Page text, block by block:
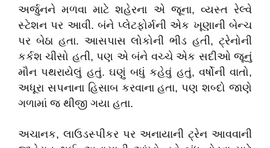
અર્જુનને મળવા માટે શહેરના એ જૂના, વ્યસ્ત રેલ્વે
સ્ટેશન પર આવી. બંને પ્લેટફોર્મની એક ખૂણાની બેન્ચ
પર બેઠા હતા. આસપાસ લોકોની ભીડ હતી, ટ્રેનોની
કર્કશ ચીસો હતી, પણ એ બંને વચ્ચે એક સદીઓ જૂનું
મૌન પથરાયેલું હતું. ઘણું બધું કહેવું હતું, વર્ષોની વાતો,
અધૂરા સપનાના હિસાબ કરવાના હતા, પણ શબ્દો જાણે
ગળામાં જ થીજી ગયા હતા.
​અચાનક, લાઉડસ્પીકર પર અનાયાની ટ્રેન આવવાની